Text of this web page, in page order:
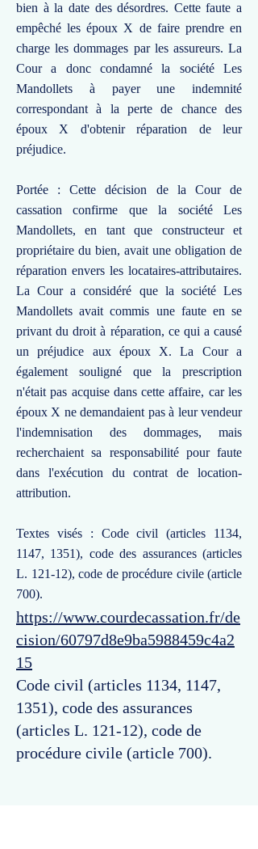
bien à la date des désordres. Cette faute a
empêché les époux X de faire prendre en
charge les dommages par les assureurs. La
Cour a donc condamné la société Les
Mandollets à payer une indemnité
correspondant à la perte de chance des
époux X d'obtenir réparation de leur
préjudice.
Portée : Cette décision de la Cour de
cassation confirme que la société Les
Mandollets, en tant que constructeur et
propriétaire du bien, avait une obligation de
réparation envers les locataires-attributaires.
La Cour a considéré que la société Les
Mandollets avait commis une faute en se
privant du droit à réparation, ce qui a causé
un préjudice aux époux X. La Cour a
également souligné que la prescription
n'était pas acquise dans cette affaire, car les
époux X ne demandaient pas à leur vendeur
l'indemnisation des dommages, mais
recherchaient sa responsabilité pour faute
dans l'exécution du contrat de location-
attribution.
Textes visés : Code civil (articles 1134,
1147, 1351), code des assurances (articles
L. 121-12), code de procédure civile (article
700).
https://www.courdecassation.fr/de
cision/60797d8e9ba5988459c4a2
15
Code civil (articles 1134, 1147,
1351), code des assurances
(articles L. 121-12), code de
procédure civile (article 700).